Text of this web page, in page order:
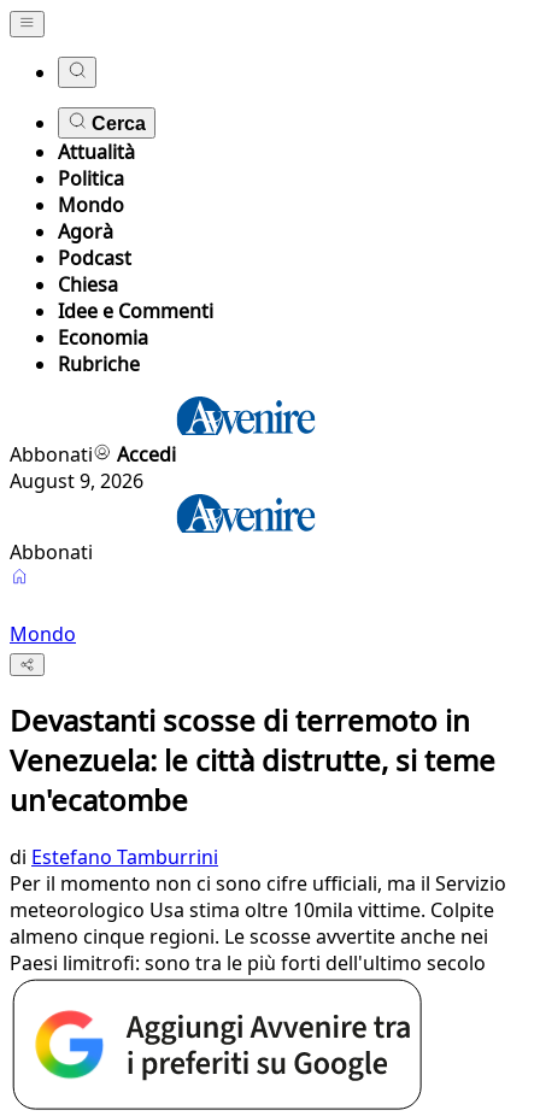
Cerca
Attualità
Politica
Mondo
Agorà
Podcast
Chiesa
Idee e Commenti
Economia
Rubriche
Abbonati
Accedi
August 9, 2026
Abbonati
Mondo
Devastanti scosse di terremoto in
Venezuela: le città distrutte, si teme
un'ecatombe
di Estefano Tamburrini
Per il momento non ci sono cifre ufficiali, ma il Servizio
meteorologico Usa stima oltre 10mila vittime. Colpite
almeno cinque regioni. Le scosse avvertite anche nei
Paesi limitrofi: sono tra le più forti dell'ultimo secolo